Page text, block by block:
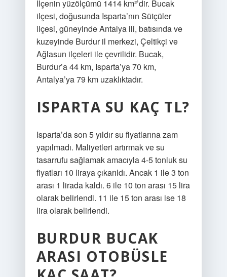
İlçenin yüzölçümü 1414 km²’dir. Bucak
ilçesi, doğusunda Isparta’nın Sütçüler
ilçesi, güneyinde Antalya ili, batısında ve
kuzeyinde Burdur il merkezi, Çeltikçi ve
Ağlasun ilçeleri ile çevrilidir. Bucak,
Burdur’a 44 km, Isparta’ya 70 km,
Antalya’ya 79 km uzaklıktadır.
ISPARTA SU KAÇ TL?
Isparta’da son 5 yıldır su fiyatlarına zam
yapılmadı. Maliyetleri artırmak ve su
tasarrufu sağlamak amacıyla 4-5 tonluk su
fiyatları 10 liraya çıkarıldı. Ancak 1 ile 3 ton
arası 1 lirada kaldı. 6 ile 10 ton arası 15 lira
olarak belirlendi. 11 ile 15 ton arası ise 18
lira olarak belirlendi.
BURDUR BUCAK
ARASI OTOBÜSLE